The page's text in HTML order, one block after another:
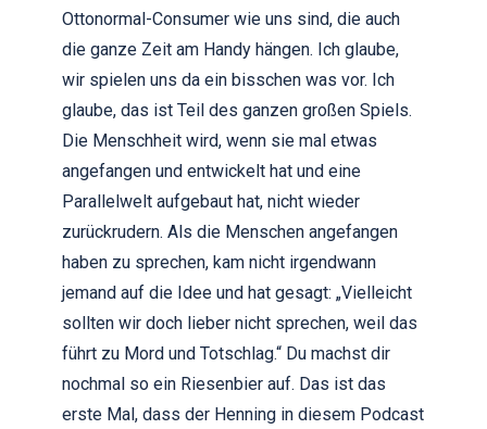
Ottonormal-Consumer wie uns sind, die auch
die ganze Zeit am Handy hängen. Ich glaube,
wir spielen uns da ein bisschen was vor. Ich
glaube, das ist Teil des ganzen großen Spiels.
Die Menschheit wird, wenn sie mal etwas
angefangen und entwickelt hat und eine
Parallelwelt aufgebaut hat, nicht wieder
zurückrudern. Als die Menschen angefangen
haben zu sprechen, kam nicht irgendwann
jemand auf die Idee und hat gesagt: „Vielleicht
sollten wir doch lieber nicht sprechen, weil das
führt zu Mord und Totschlag.“ Du machst dir
nochmal so ein Riesenbier auf. Das ist das
erste Mal, dass der Henning in diesem Podcast